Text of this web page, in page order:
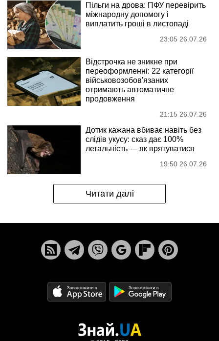
Пільги на дрова: ПФУ перевірить
міжнародну допомогу і
виплатить гроші в листопаді
23:05 26.07.26
Відстрочка не зникне при
переоформленні: 22 категорії
військовозобов'язаних
отримають автоматичне
продовження
21:15 26.07.26
Дотик кажана вбиває навіть без
слідів укусу: сказ дає 100%
летальність — як врятуватися
19:50 26.07.26
Читати далі